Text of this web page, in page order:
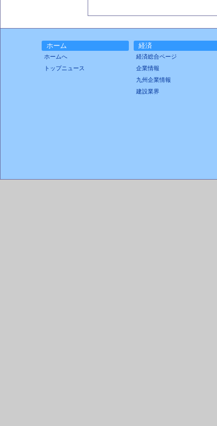
ホーム
ホームへ
トップニュース
経済
経済総合ページ
企業情報
九州企業情報
建設業界